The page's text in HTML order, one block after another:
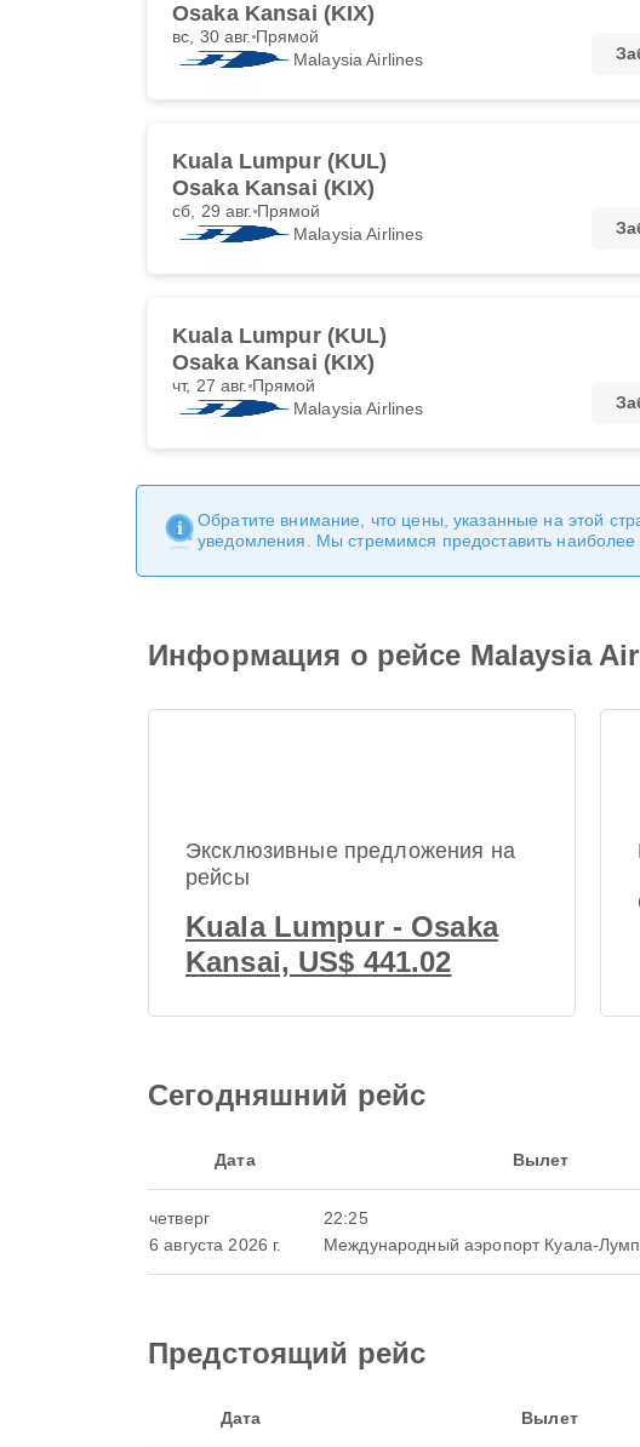
Osaka Kansai (KIX)
вс, 30 авг. Прямой
Malaysia Airlines
Kuala Lumpur (KUL)
Osaka Kansai (KIX)
сб, 29 авг. Прямой
Malaysia Airlines
Kuala Lumpur (KUL)
Osaka Kansai (KIX)
чт, 27 авг. Прямой
Malaysia Airlines
Обратите внимание, что цены, указанные на этой
уведомления. Мы стремимся предоставить
Информация о рейсе Malaysia
Эксклюзивные предложения на
рейсы
Kuala Lumpur - Osaka
Kansai, US$ 441.02
Сегодняшний рейс
Дата Вылет
четверг
6 августа 2026 г.
22:25
Международный аэропорт Куала-
Предстоящий рейс
Дата Вылет